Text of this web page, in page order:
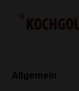
Allgemein